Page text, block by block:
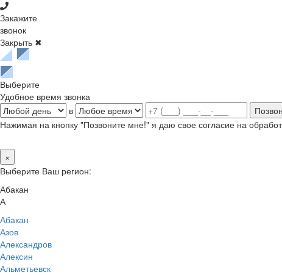
Закажите
звонок
Закрыть ✖
Выберите
Удобное время звонка
в
Нажимая на кнопку "Позвоните мне!" я даю свое согласие на
×
Выберите Ваш регион:
Абакан
А
Абакан
Азов
Александров
Алексин
Альметьевск